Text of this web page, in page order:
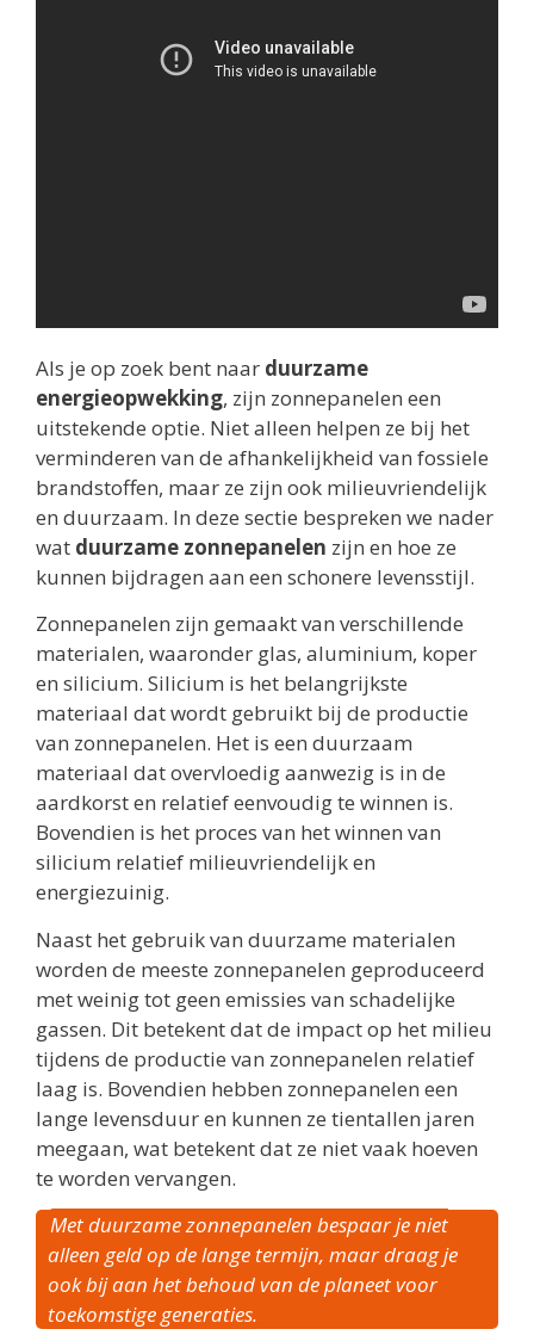
Als je op zoek bent naar duurzame
energieopwekking, zijn zonnepanelen een
uitstekende optie. Niet alleen helpen ze bij het
verminderen van de afhankelijkheid van fossiele
brandstoffen, maar ze zijn ook milieuvriendelijk
en duurzaam. In deze sectie bespreken we nader
wat duurzame zonnepanelen zijn en hoe ze
kunnen bijdragen aan een schonere levensstijl.
Zonnepanelen zijn gemaakt van verschillende
materialen, waaronder glas, aluminium, koper
en silicium. Silicium is het belangrijkste
materiaal dat wordt gebruikt bij de productie
van zonnepanelen. Het is een duurzaam
materiaal dat overvloedig aanwezig is in de
aardkorst en relatief eenvoudig te winnen is.
Bovendien is het proces van het winnen van
silicium relatief milieuvriendelijk en
energiezuinig.
Naast het gebruik van duurzame materialen
worden de meeste zonnepanelen geproduceerd
met weinig tot geen emissies van schadelijke
gassen. Dit betekent dat de impact op het milieu
tijdens de productie van zonnepanelen relatief
laag is. Bovendien hebben zonnepanelen een
lange levensduur en kunnen ze tientallen jaren
meegaan, wat betekent dat ze niet vaak hoeven
te worden vervangen.
Met duurzame zonnepanelen bespaar je niet
alleen geld op de lange termijn, maar draag je
ook bij aan het behoud van de planeet voor
toekomstige generaties.